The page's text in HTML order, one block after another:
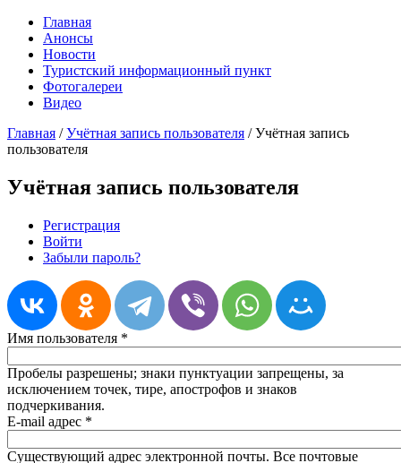
Главная
Анонсы
Новости
Туристский информационный пункт
Фотогалереи
Видео
Главная /Учётная запись пользователя /Учётная запись
пользователя
Учётная запись пользователя
Главные вкладки
Регистрация
Войти
Забыли пароль?
Имя пользователя *
Пробелы разрешены; знаки пунктуации запрещены, за
исключением точек, тире, апострофов и знаков
подчеркивания.
E-mail адрес *
Существующий адрес электронной почты. Все почтовые